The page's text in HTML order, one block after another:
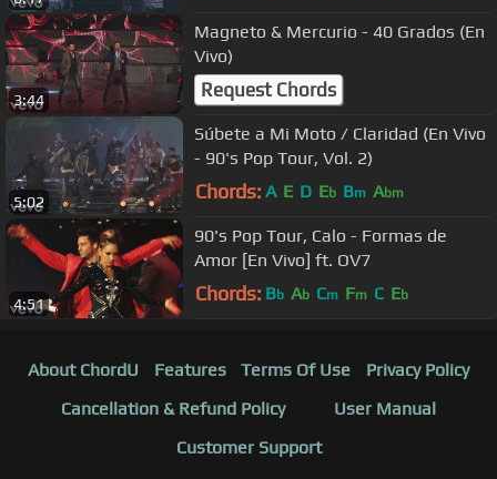
3:44
Magneto & Mercurio - 40 Grados (En
Vivo)
Request Chords
5:02
Súbete a Mi Moto / Claridad (En Vivo
- 90's Pop Tour, Vol. 2)
Chords: A E D Eb Bm Abm
4:51
90's Pop Tour, Calo - Formas de
Amor [En Vivo] ft. OV7
Chords: Bb Ab Cm Fm C Eb
About ChordU Features Terms Of Use
Privacy Policy
Cancellation & Refund Policy
User Manual
Customer Support